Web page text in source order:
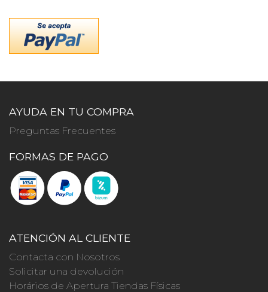
AYUDA EN TU COMPRA
Preguntas Frecuentes
FORMAS DE PAGO
ATENCIÓN AL CLIENTE
Contacta con Nosotros
Solicitar una devolución
Horários de Apertura Tiendas Físicas